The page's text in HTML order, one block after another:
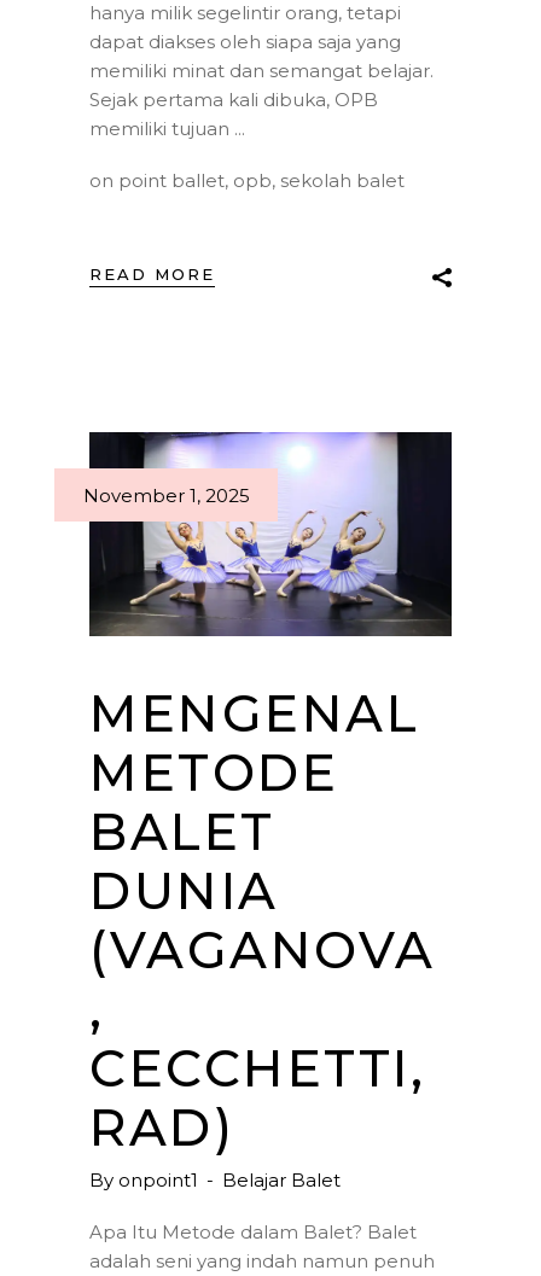
hanya milik segelintir orang, tetapi
dapat diakses oleh siapa saja yang
memiliki minat dan semangat belajar.
Sejak pertama kali dibuka, OPB
memiliki tujuan
on point ballet, opb, sekolah balet
READ MORE
November 1, 2025
MENGENAL
METODE
BALET
DUNIA
(VAGANOVA
,
CECCHETTI,
RAD)
By onpoint1 Belajar Balet
Apa Itu Metode dalam Balet? Balet
adalah seni yang indah namun penuh